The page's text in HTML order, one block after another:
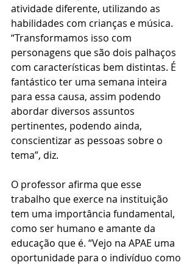
atividade diferente, utilizando as
habilidades com crianças e música.
“Transformamos isso com
personagens que são dois palhaços
com características bem distintas. É
fantástico ter uma semana inteira
para essa causa, assim podendo
abordar diversos assuntos
pertinentes, podendo ainda,
conscientizar as pessoas sobre o
tema”, diz.
O professor afirma que esse
trabalho que exerce na instituição
tem uma importância fundamental,
como ser humano e amante da
educação que é. “Vejo na APAE uma
oportunidade para o indivíduo como